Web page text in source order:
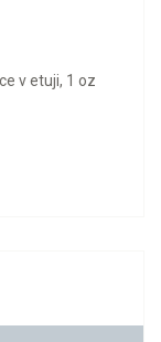
v etuji, 1 oz